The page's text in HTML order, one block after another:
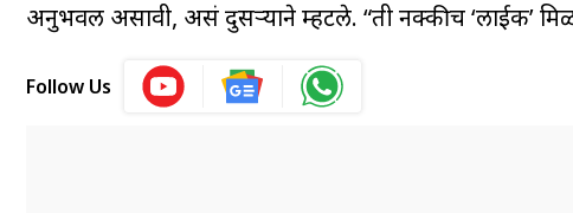
अनुभवली असावी, असं दुसऱ्याने म्हटले. “ती नक्कीच ‘लाईक’
Follow Us